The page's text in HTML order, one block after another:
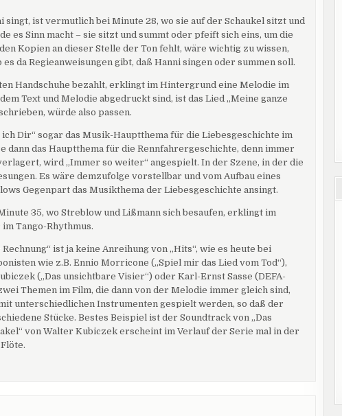
singt, ist vermutlich bei Minute 28, wo sie auf der Schaukel sitzt und
es Sinn macht – sie sitzt und summt oder pfeift sich eins, um die
Kopien an dieser Stelle der Ton fehlt, wäre wichtig zu wissen,
da Regieanweisungen gibt, daß Hanni singen oder summen soll.
Handschuhe bezahlt, erklingt im Hintergrund eine Melodie im
Text und Melodie abgedruckt sind, ist das Lied „Meine ganze
würde also passen.
Dir“ sogar das Musik-Hauptthema für die Liebesgeschichte im
dann das Hauptthema für die Rennfahrergeschichte, denn immer
wird „Immer so weiter“ angespielt. In der Szene, in der die
Es wäre demzufolge vorstellbar und vom Aufbau eines
Gegenpart das Musikthema der Liebesgeschichte ansingt.
35, wo Streblow und Lißmann sich besaufen, erklingt im
Tango-Rhythmus.
ist ja keine Anreihung von „Hits“, wie es heute bei
wie z.B. Ennio Morricone („Spiel mir das Lied vom Tod“),
(„Das unsichtbare Visier“) oder Karl-Ernst Sasse (DEFA-
Themen im Film, die dann von der Melodie immer gleich sind,
unterschiedlichen Instrumenten gespielt werden, so daß der
Stücke. Bestes Beispiel ist der Soundtrack von „Das
von Walter Kubiczek erscheint im Verlauf der Serie mal in der